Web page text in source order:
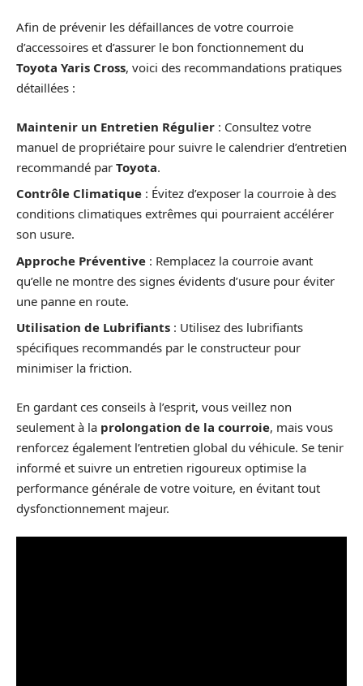
Afin de prévenir les défaillances de votre courroie
d’accessoires et d’assurer le bon fonctionnement du
Toyota Yaris Cross, voici des recommandations pratiques
détaillées :
Maintenir un Entretien Régulier : Consultez votre
manuel de propriétaire pour suivre le calendrier d’entretien
recommandé par Toyota.
Contrôle Climatique : Évitez d’exposer la courroie à des
conditions climatiques extrêmes qui pourraient accélérer
son usure.
Approche Préventive : Remplacez la courroie avant
qu’elle ne montre des signes évidents d’usure pour éviter
une panne en route.
Utilisation de Lubrifiants : Utilisez des lubrifiants
spécifiques recommandés par le constructeur pour
minimiser la friction.
En gardant ces conseils à l’esprit, vous veillez non
seulement à la prolongation de la courroie, mais vous
renforcez également l’entretien global du véhicule. Se tenir
informé et suivre un entretien rigoureux optimise la
performance générale de votre voiture, en évitant tout
dysfonctionnement majeur.